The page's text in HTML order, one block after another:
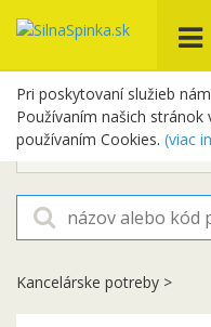
Pri poskytovaní služieb
Používaním našich
používaním Cookies. (viac
Kancelárske potreby >